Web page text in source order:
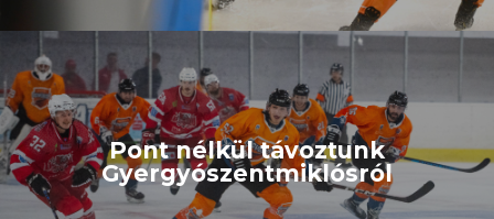
Pont nélkül távoztunk
Gyergyószentmiklósról